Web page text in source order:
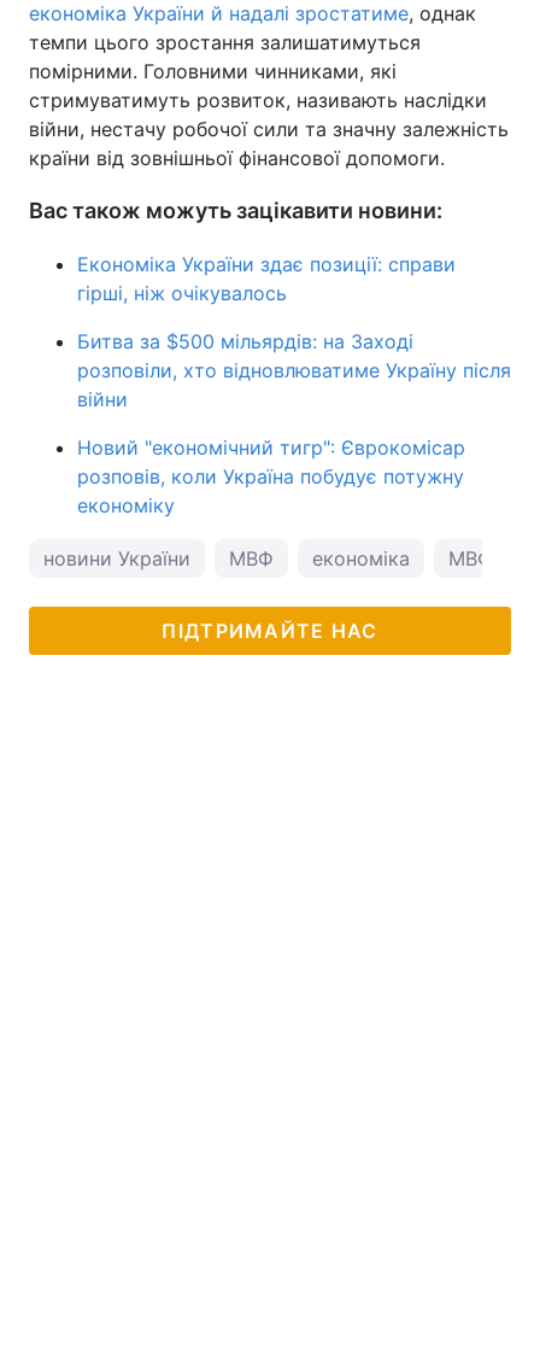
економіка України й надалі зростатиме, однак
темпи цього зростання залишатимуться
помірними. Головними чинниками, які
стримуватимуть розвиток, називають наслідки
війни, нестачу робочої сили та значну залежність
країни від зовнішньої фінансової допомоги.
Вас також можуть зацікавити новини:
Економіка України здає позиції: справи
гірші, ніж очікувалось
Битва за $500 мільярдів: на Заході
розповіли, хто відновлюватиме Україну після
війни
Новий "економічний тигр": Єврокомісар
розповів, коли Україна побудує потужну
економіку
новини України МВФ економіка МВФ і
ПІДТРИМАЙТЕ НАС